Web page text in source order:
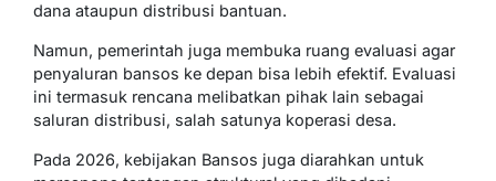
dana ataupun distribusi bantuan.
Namun, pemerintah juga membuka ruang evaluasi agar
penyaluran bansos ke depan bisa lebih efektif. Evaluasi
ini termasuk rencana melibatkan pihak lain sebagai
saluran distribusi, salah satunya koperasi desa.
Pada 2026, kebijakan Bansos juga diarahkan untuk